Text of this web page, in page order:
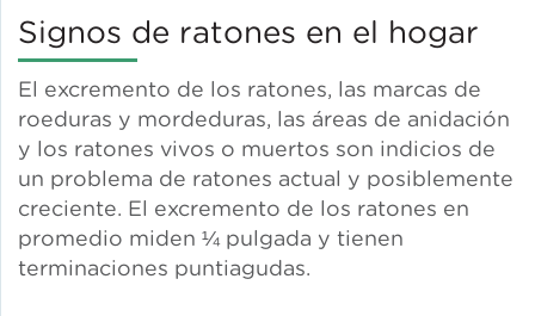
Signos de ratones en el hogar
El excremento de los ratones, las marcas de
roeduras y mordeduras, las áreas de anidación
y los ratones vivos o muertos son indicios de
un problema de ratones actual y posiblemente
creciente. El excremento de los ratones en
promedio miden ¼ pulgada y tienen
terminaciones puntiagudas.